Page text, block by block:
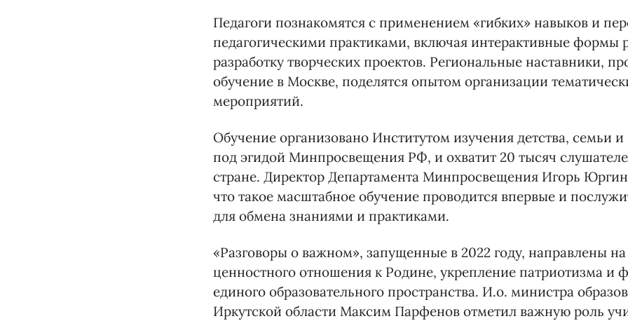
Педагоги познакомятся с применением «гибких» навыков и
педагогическими практиками, включая интерактивные формы
разработку творческих проектов. Региональные наставники,
обучение в Москве, поделятся опытом организации
мероприятий.
Обучение организовано Институтом изучения детства, семьи
под эгидой Минпросвещения РФ, и охватит 20 тысяч
стране. Директор Департамента Минпросвещения Игорь
что такое масштабное обучение проводится впервые и
для обмена знаниями и практиками.
«Разговоры о важном», запущенные в 2022 году, направлены на
ценностного отношения к Родине, укрепление патриотизма и
единого образовательного пространства. И.о. министра
Иркутской области Максим Парфенов отметил важную роль